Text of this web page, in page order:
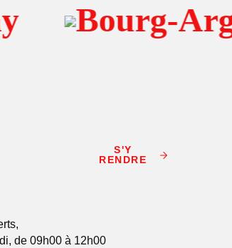
Bourg-
S'Y
RENDRE
de 09h00 à 12h00